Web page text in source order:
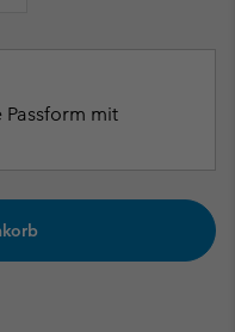
mit